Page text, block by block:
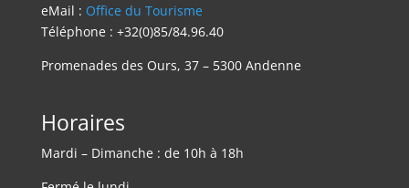
eMail : Office du Tourisme
Téléphone : +32(0)85/84.96.40
Promenades des Ours, 37 – 5300 Andenne
Horaires
Mardi – Dimanche : de 10h à 18h